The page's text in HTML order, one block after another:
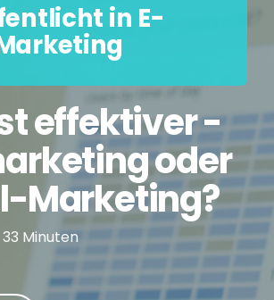
in E-
effektiver -
oder
Marketing?
33 Minuten